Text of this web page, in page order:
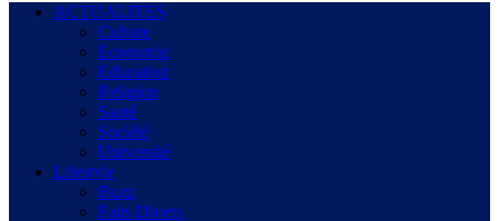
ACTUALITES
Culture
Economie
Education
Religion
Santé
Société
Université
Lifestyle
Buzz
Faits Divers